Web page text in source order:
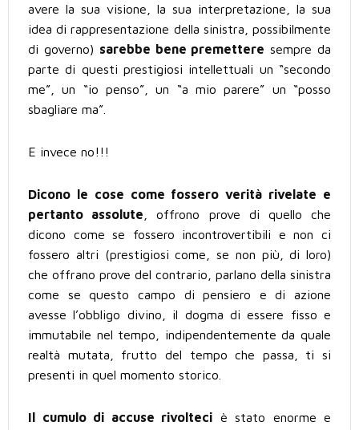
avere la sua visione, la sua interpretazione, la sua
idea di rappresentazione della sinistra, possibilmente
di governo) sarebbe bene premettere sempre da
parte di questi prestigiosi intellettuali un “secondo
me”, un “io penso”, un “a mio parere” un “posso
sbagliare ma”.
E invece no!!!
Dicono le cose come fossero verità rivelate e
pertanto assolute , offrono prove di quello che
dicono come se fossero incontrovertibili e non ci
fossero altri (prestigiosi come, se non più, di loro)
che offrano prove del contrario, parlano della sinistra
come se questo campo di pensiero e di azione
avesse l’obbligo divino, il dogma di essere fisso e
immutabile nel tempo, indipendentemente da quale
realtà mutata, frutto del tempo che passa, ti si
presenti in quel momento storico.
Il cumulo di accuse rivolteci è stato enorme e